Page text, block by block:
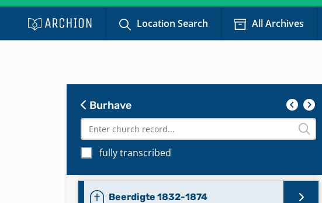
Location Search All Archives
Burhave
fully transcribed
Beerdigte 1793-1833
Beerdigte 1832-1874